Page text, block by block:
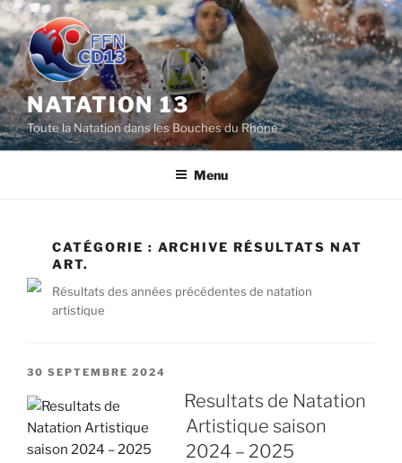
Aller
au
contenu
principal
NATATION 13
Toute la Natation dans les Bouches du Rhône
Menu
CATÉGORIE : ARCHIVE RÉSULTATS NAT
ART.
Résultats des années précédentes de natation
artistique
PUBLIÉ
30 SEPTEMBRE 2024
Resultats de Natation
Artistique saison
2024 – 2025